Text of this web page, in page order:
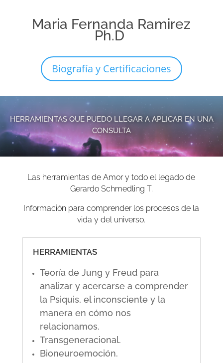
Maria Fernanda Ramirez
Ph.D
Biografía y Certificaciones
HERRAMIENTAS QUE PUEDO LLEGAR A APLICAR EN UNA
CONSULTA
Las herramientas de Amor y todo el legado de
Gerardo Schmedling T.
Información para comprender los procesos de la
vida y del universo.
HERRAMIENTAS
Teoría de Jung y Freud para
analizar y acercarse a comprender
la Psiquis, el inconsciente y la
manera en cómo nos
relacionamos.
Transgeneracional.
Bioneuroemoción.